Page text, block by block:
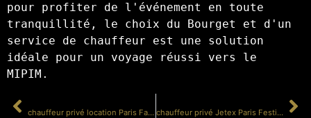
pour profiter de l'événement en toute
tranquillité, le choix du Bourget et d'un
service de chauffeur est une solution
idéale pour un voyage réussi vers le
MIPIM.
chauffeur privé location Paris Fashion Week chauffeur privé Jetex Paris Festival